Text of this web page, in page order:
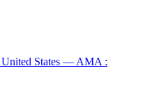
United States — AMA :